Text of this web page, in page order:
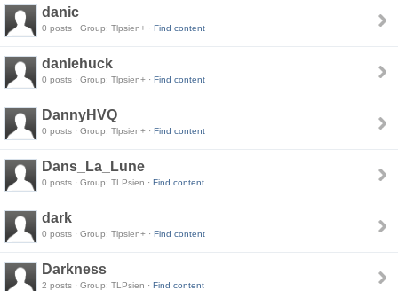
danic
0 posts · Group: Tlpsien+ · Find content
danlehuck
0 posts · Group: Tlpsien+ · Find content
DannyHVQ
0 posts · Group: Tlpsien+ · Find content
Dans_La_Lune
0 posts · Group: TLPsien · Find content
dark
0 posts · Group: Tlpsien+ · Find content
Darkness
2 posts · Group: TLPsien · Find content